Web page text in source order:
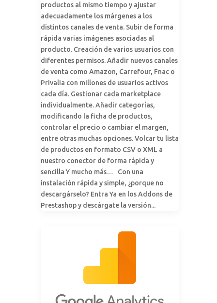
productos al mismo tiempo y ajustar
adecuadamente los márgenes a los
distintos canales de venta. Subir de forma
rápida varias imágenes asociadas al
producto. Creación de varios usuarios con
diferentes permisos. Añadir nuevos canales
de venta como Amazon, Carrefour, Fnac o
Privalia con millones de usuarios activos
cada día. Gestionar cada marketplace
individualmente. Añadir categorías,
modificando la ficha de productos,
controlar el precio o cambiar el margen,
entre otras muchas opciones. Volcar tu lista
de productos en formato CSV o XML a
nuestro conector de forma rápida y
sencilla Y mucho más… Con una
instalación rápida y simple, ¿porque no
descargárselo? Entra Ya en los Addons de
Prestashop y descárgate la versión...